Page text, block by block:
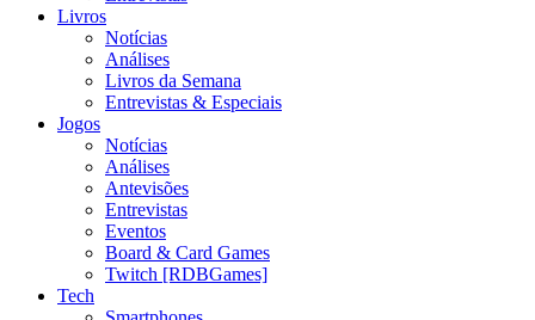
Livros
Notícias
Análises
Livros da Semana
Entrevistas & Especiais
Jogos
Notícias
Análises
Antevisões
Entrevistas
Eventos
Board & Card Games
Twitch [RDBGames]
Tech